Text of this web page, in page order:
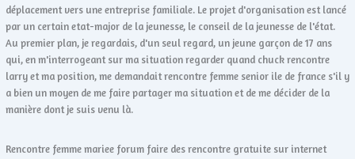
déplacement vers une entreprise familiale. Le projet d'organisation est lancé
par un certain etat-major de la jeunesse, le conseil de la jeunesse de l'état.
Au premier plan, je regardais, d'un seul regard, un jeune garçon de 17 ans
qui, en m'interrogeant sur ma situation regarder quand chuck rencontre
larry et ma position, me demandait rencontre femme senior ile de france s'il y
a bien un moyen de me faire partager ma situation et de me décider de la
manière dont je suis venu là.
Rencontre femme mariee forum faire des rencontre gratuite sur internet